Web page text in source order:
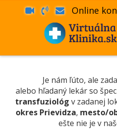
Online
Je nám ľúto, ale
alebo hľadaný lekár so
transfuziológ v zadanej
okres Prievidza, mesto/
ešte nie je v